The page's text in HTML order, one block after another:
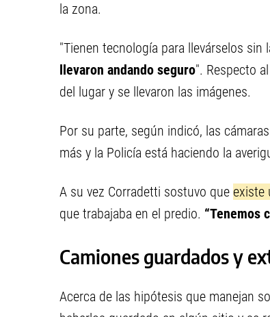
la zona.
"Tienen tecnología para llevárselos sin
llevaron andando seguro". Respecto
del lugar y se llevaron las imágenes.
Por su parte, según indicó, las
más y la Policía está haciendo la
A su vez Corradetti sostuvo que existe
que trabajaba en el predio. “Tenemos
Camiones guardados y
Acerca de las hipótesis que manejan